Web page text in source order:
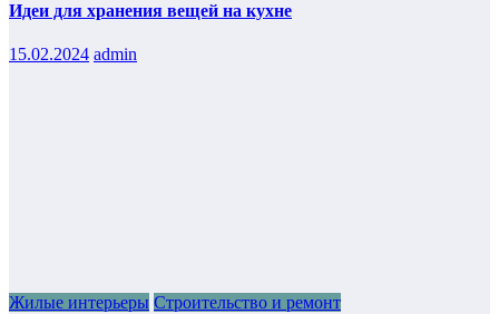
Идеи для хранения вещей на кухне
15.02.2024 admin
Жилые интерьеры Строительство и ремонт